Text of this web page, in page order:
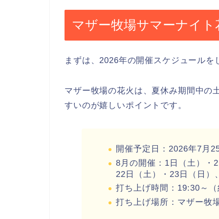
マザー牧場サマーナイ
まずは、2026年の開催スケジュール
マザー牧場の花火は、夏休み期間中の
すいのが嬉しいポイントです。
開催予定日：2026年7月
8月の開催：1日（土）・
22日（土）・23日（日）
打ち上げ時間：19:30～
打ち上げ場所：マザー牧